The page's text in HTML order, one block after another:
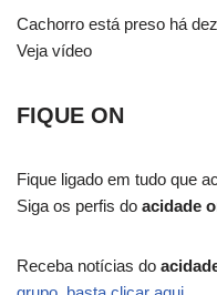
Cachorro está preso há
Veja vídeo
FIQUE ON
Fique ligado em tudo que
Siga os perfis do acidade
Receba notícias do